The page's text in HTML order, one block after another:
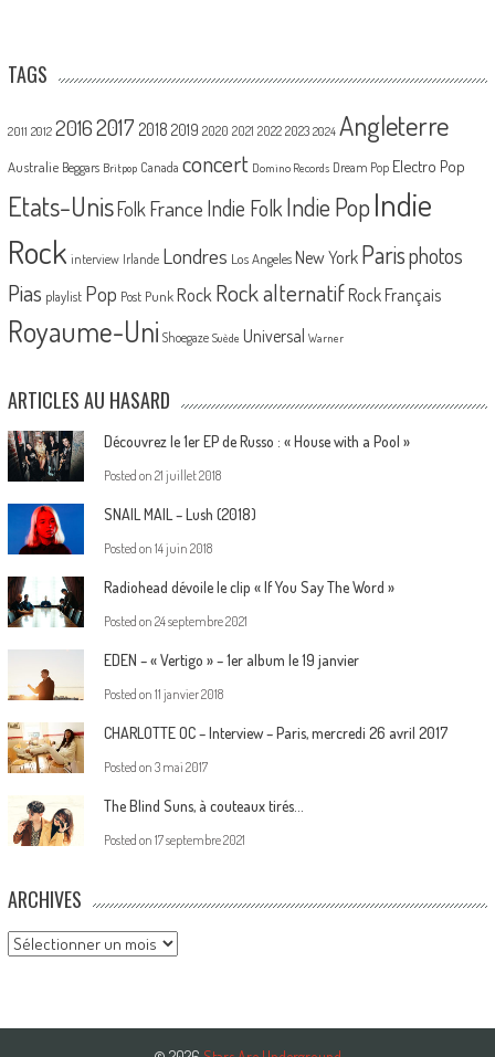
TAGS
2011 2012 20162017 2018 2019 2020 2021 2022 2023 2024 Angleterre
Australie Beggars Britpop Canada concert Domino Records Dream Pop Electro Pop
Etats-UnisFolk France Indie FolkIndie PopIndie
Rock interview Irlande Londres Los Angeles New York Parisphotos
Pias playlist Pop Post Punk Rock Rock alternatif Rock Français
Royaume-Uni Shoegaze Suède Universal Warner
ARTICLES AU HASARD
Découvrez le 1er EP de Russo : « House with a Pool »
Posted on 21 juillet 2018
SNAIL MAIL – Lush (2018)
Posted on 14 juin 2018
Radiohead dévoile le clip « If You Say The Word »
Posted on 24 septembre 2021
EDEN – « Vertigo » – 1er album le 19 janvier
Posted on 11 janvier 2018
CHARLOTTE OC – Interview – Paris, mercredi 26 avril 2017
Posted on 3 mai 2017
The Blind Suns, à couteaux tirés…
Posted on 17 septembre 2021
ARCHIVES
Archives